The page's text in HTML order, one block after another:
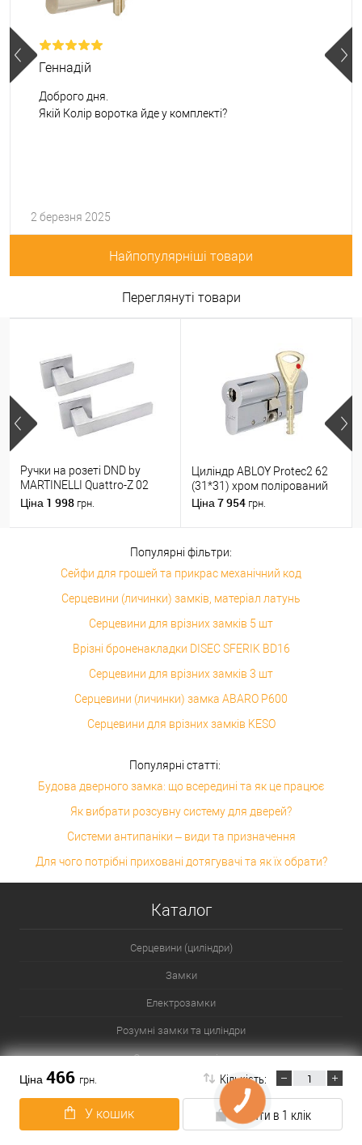
Ціна 466 грн. Кількість:
У кошик Купити в 1 клік
Геннадій
Доброго дня.
Якій Колір воротка йде у комплекті?
2 березня 2025
Найпопулярніші товари
Переглянуті товари
Ручки на розеті DND by
MARTINELLI Quattro-Z 02
ZCS матовий хром
Ціна 1 998 грн.
Циліндр ABLOY Protec2 62
(31*31) хром полірований
Ціна 7 954 грн.
Популярні фільтри:
Сейфи для грошей та прикрас механічний код
Серцевини (личинки) замків, матеріал латунь
Серцевини для врізних замків 5 шт
Врізні броненакладки DISEC SFERIK BD16
Серцевини для врізних замків 3 шт
Серцевини (личинки) замка ABARO P600
Серцевини для врізних замків KESO
Популярні статті:
Будова дверного замка: що всередині та як це працює
Як вибрати розсувну систему для дверей?
Системи антипаніки – види та призначення
Для чого потрібні приховані дотягувачі та як їх обрати?
Каталог
Серцевини (циліндри)
Замки
Електрозамки
Розумні замки та циліндри
Системи антипаніка
Ручки для дверей та вікон
Ручки для меблів